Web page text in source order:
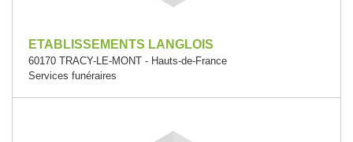
ETABLISSEMENTS LANGLOIS
60170 TRACY-LE-MONT - Hauts-de-France
Services funéraires